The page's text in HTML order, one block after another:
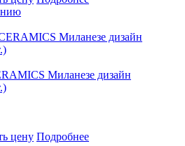
Миланезе дизайн
цену Подробнее